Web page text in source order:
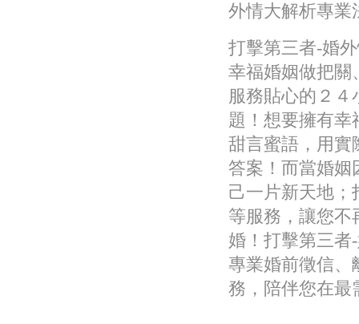
外情大解析專業
打擊第三者-婚
幸福婚姻做把關
服務貼心的２
題！想要擁有
甜言蜜語，用實
答案！而當婚姻
己一片新天地；
等服務，讓您不
婚！打擊第三者
專業婚前徵信、
務，陪伴您在最